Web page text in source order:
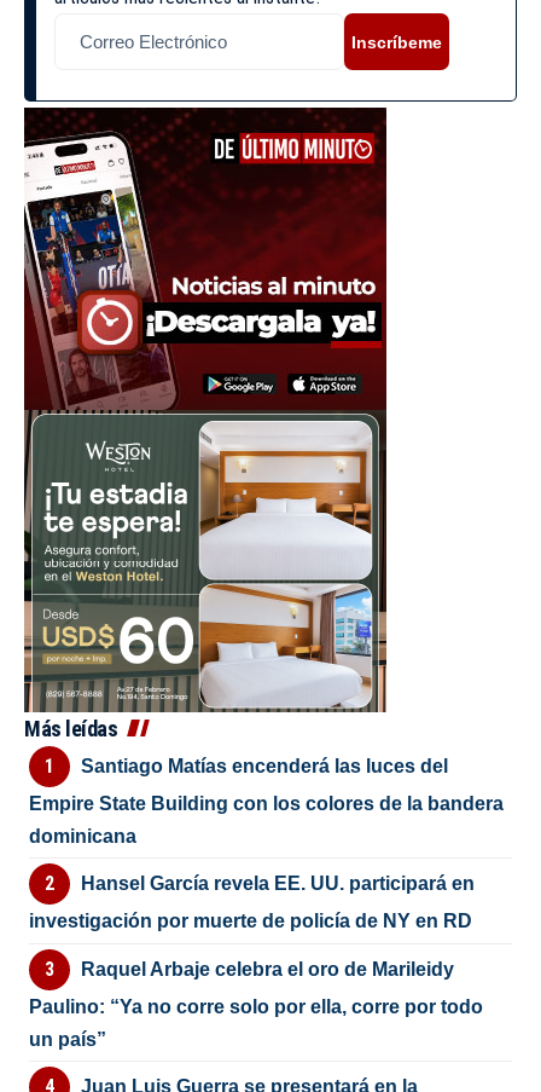
Inscríbeme
Más leídas
Santiago Matías encenderá las luces del
Empire State Building con los colores de la bandera
dominicana
Hansel García revela EE. UU. participará en
investigación por muerte de policía de NY en RD
Raquel Arbaje celebra el oro de Marileidy
Paulino: “Ya no corre solo por ella, corre por todo
un país”
Juan Luis Guerra se presentará en la